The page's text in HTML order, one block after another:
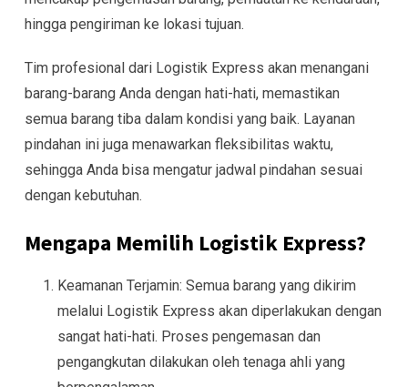
hingga pengiriman ke lokasi tujuan.
Tim profesional dari Logistik Express akan menangani
barang-barang Anda dengan hati-hati, memastikan
semua barang tiba dalam kondisi yang baik. Layanan
pindahan ini juga menawarkan fleksibilitas waktu,
sehingga Anda bisa mengatur jadwal pindahan sesuai
dengan kebutuhan.
Mengapa Memilih Logistik Express?
Keamanan Terjamin: Semua barang yang dikirim
melalui Logistik Express akan diperlakukan dengan
sangat hati-hati. Proses pengemasan dan
pengangkutan dilakukan oleh tenaga ahli yang